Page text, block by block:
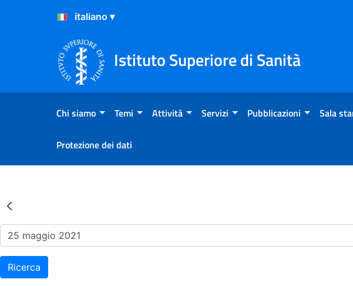
Salta al Contenuto
Salta al Footer
Istituto Superiore di Sanità
Chi siamo Temi Attività Servizi Pubblicazioni Sala
Protezione dei dati
Risultati della Ricerca - Eventi
Ricerca